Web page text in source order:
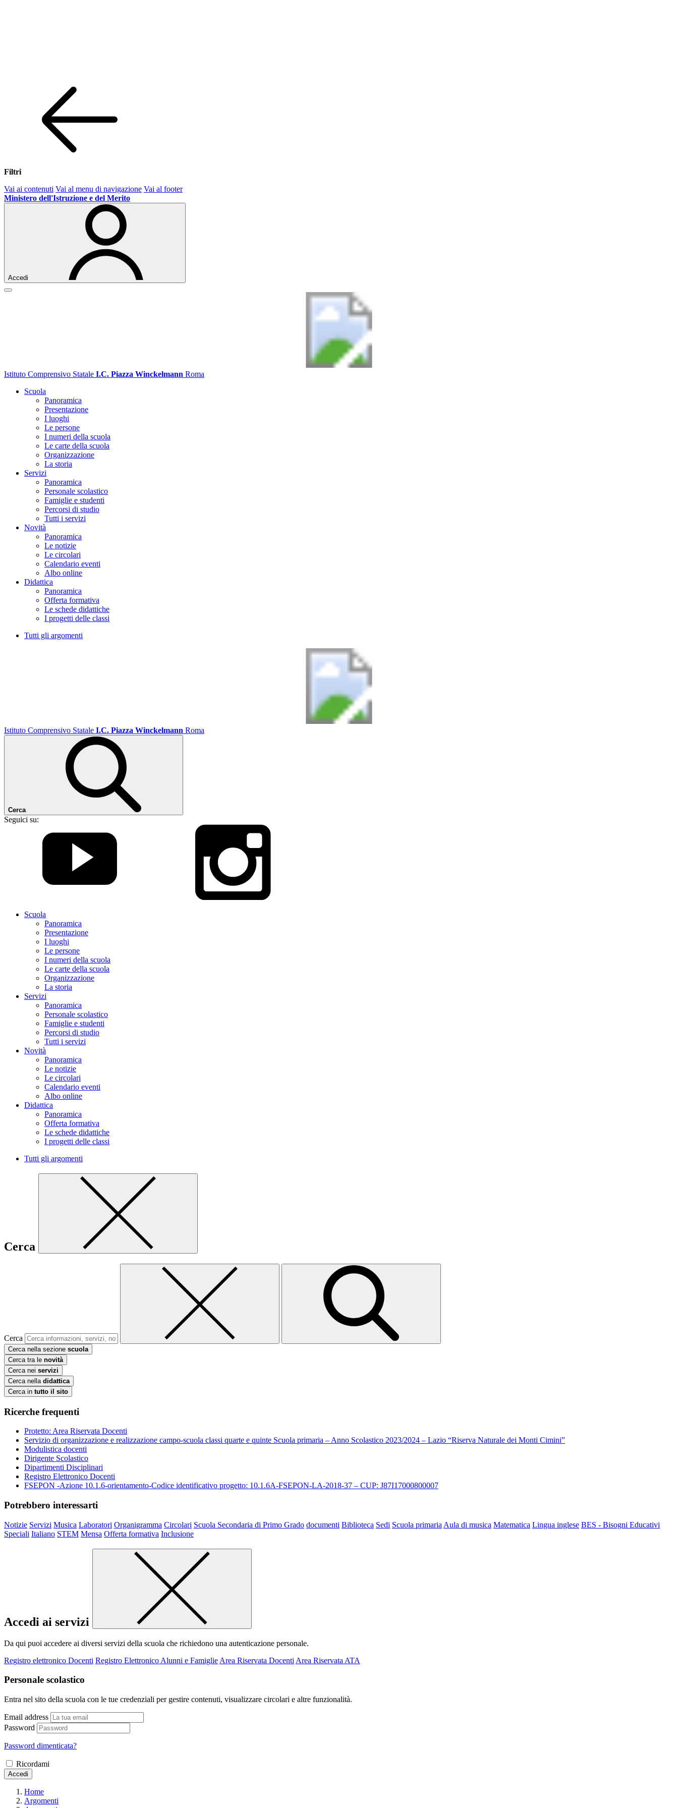
Filtri
Vai ai contenuti Vai al menu di navigazione Vai al footer
Ministero dell'Istruzione e del Merito
Accedi
Istituto Comprensivo Statale I.C. Piazza Winckelmann Roma
Scuola
Panoramica
Presentazione
I luoghi
Le persone
I numeri della scuola
Le carte della scuola
Organizzazione
La storia
Servizi
Panoramica
Personale scolastico
Famiglie e studenti
Percorsi di studio
Tutti i servizi
Novità
Panoramica
Le notizie
Le circolari
Calendario eventi
Albo online
Didattica
Panoramica
Offerta formativa
Le schede didattiche
I progetti delle classi
Tutti gli argomenti
Istituto Comprensivo Statale I.C. Piazza Winckelmann Roma
Cerca
Seguici su:
Scuola
Panoramica
Presentazione
I luoghi
Le persone
I numeri della scuola
Le carte della scuola
Organizzazione
La storia
Servizi
Panoramica
Personale scolastico
Famiglie e studenti
Percorsi di studio
Tutti i servizi
Novità
Panoramica
Le notizie
Le circolari
Calendario eventi
Albo online
Didattica
Panoramica
Offerta formativa
Le schede didattiche
I progetti delle classi
Tutti gli argomenti
Cerca
Cerca
Cerca nella sezione scuola
Cerca tra le novità
Cerca nei servizi
Cerca nella didattica
Cerca in tutto il sito
Ricerche frequenti
Protetto: Area Riservata Docenti
Servizio di organizzazione e realizzazione campo-scuola classi quarte e quinte Scuola primaria – Anno Scolastico 2023/2024 – Lazio “Riserva Naturale dei Monti Cimini”
Modulistica docenti
Dirigente Scolastico
Dipartimenti Disciplinari
Registro Elettronico Docenti
FSEPON -Azione 10.1.6-orientamento-Codice identificativo progetto: 10.1.6A-FSEPON-LA-2018-37 – CUP: J87I17000800007
Potrebbero interessarti
Notizie Servizi Musica Laboratori Organigramma Circolari Scuola Secondaria di Primo Grado documenti Biblioteca Sedi Scuola primaria Aula di musica Matematica Lingua inglese BES - Bisogni Educativi
Speciali Italiano STEM Mensa Offerta formativa Inclusione
Accedi ai servizi
Da qui puoi accedere ai diversi servizi della scuola che richiedono una autenticazione personale.
Registro elettronico Docenti Registro Elettronico Alunni e Famiglie Area Riservata Docenti Area Riservata ATA
Personale scolastico
Entra nel sito della scuola con le tue credenziali per gestire contenuti, visualizzare circolari e altre funzionalità.
Email address
Password
Password dimenticata?
Ricordami
Accedi
Home
Argomenti